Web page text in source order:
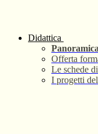
Didattica
Panoramica
Offerta
Le schede
I progetti